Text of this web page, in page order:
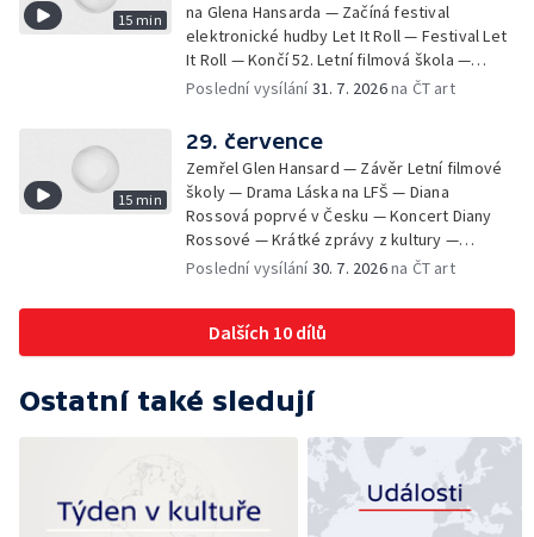
15 min
na Glena Hansarda — Začíná festival
elektronické hudby Let It Roll — Festival Let
It Roll — Končí 52. Letní filmová škola —
Krátké zprávy z kultury — Rekonstrukce
Poslední vysílání31. 7. 2026na ČT art
15 min
29. července
Zemřel Glen Hansard — Závěr Letní filmové
školy — Drama Láska na LFŠ — Diana
Rossová poprvé v Česku — Koncert Diany
Rossové — Krátké zprávy z kultury —
Výstavy o proměnách Prahy — Zahajení
Poslední vysílání30. 7. 2026na ČT art
Dalších 10 dílů
Ostatní také sledují